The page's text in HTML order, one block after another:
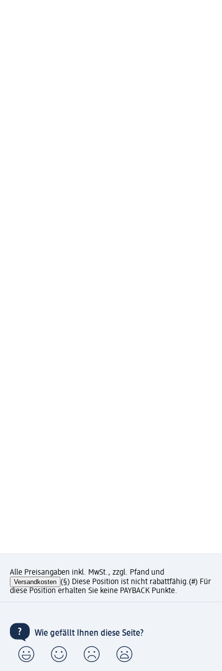
Alle Preisangaben inkl. MwSt., zzgl. Pfand und
Versandkosten (§) Diese Position ist nicht rabattfähig.(#) Für
diese Position erhalten Sie keine PAYBACK Punkte.
Wie gefällt Ihnen diese Seite?